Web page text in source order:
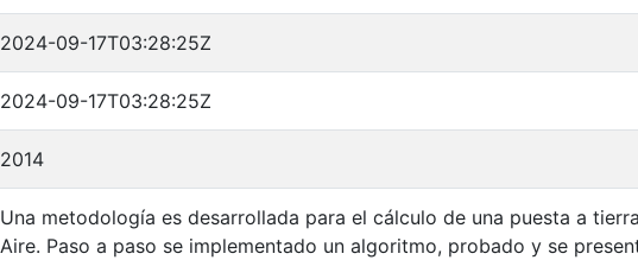
2024-09-17T03:28:25Z
2024-09-17T03:28:25Z
2014
Una metodología es desarrollada para el cálculo de una puesta a
Aire. Paso a paso se implementado un algoritmo, probado y se